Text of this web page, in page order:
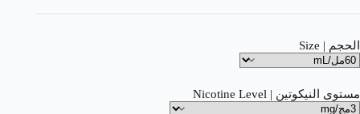
الحجم | Size
مستوى النيكوتين | Nicotine Level